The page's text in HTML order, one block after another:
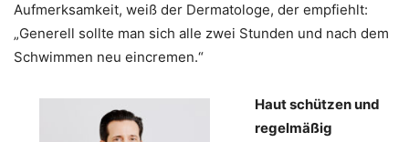
Aufmerksamkeit, weiß der Dermatologe, der empfiehlt:
„Generell sollte man sich alle zwei Stunden und nach dem
Schwimmen neu eincremen.“
Haut schützen und
regelmäßig